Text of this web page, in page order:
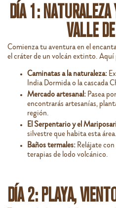
DÍA 1:
VALLE
Comienza tu aventura en el
el cráter de un volcán extinto. Aquí
Caminatas a la naturaleza:
India Dormida o la cascada
Mercado artesanal: Pasea
encontrarás artesanías,
región.
El Serpentario y el
silvestre que habita esta área.
Baños termales: Relájate
terapias de lodo volcánico.
DÍA 2: PLAYA,